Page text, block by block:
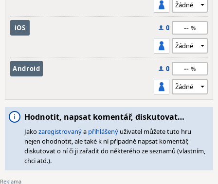
iOS 0 --
Android 0 --
Hodnotit, napsat komentář, diskutovat…
Jakozaregistrovanýa přihlášený uživatel můžete tuto hru
nejen ohodnotit, ale také k ní případně napsat komentář,
diskutovat o ní či ji zařadit do některého ze seznamů (vlastním,
chci atd.).